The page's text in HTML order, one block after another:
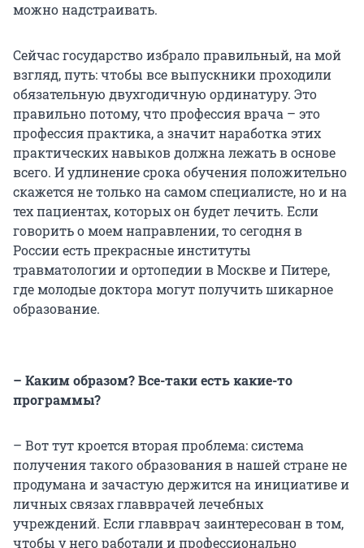
можно надстраивать.
Сейчас государство избрало правильный, на мой
взгляд, путь: чтобы все выпускники проходили
обязательную двухгодичную ординатуру. Это
правильно потому, что профессия врача – это
профессия практика, а значит наработка этих
практических навыков должна лежать в основе
всего. И удлинение срока обучения положительно
скажется не только на самом специалисте, но и на
тех пациентах, которых он будет лечить. Если
говорить о моем направлении, то сегодня в
России есть прекрасные институты
травматологии и ортопедии в Москве и Питере,
где молодые доктора могут получить шикарное
образование.
– Каким образом? Все-таки есть какие-то
программы?
– Вот тут кроется вторая проблема: система
получения такого образования в нашей стране не
продумана и зачастую держится на инициативе и
личных связах главврачей лечебных
учреждений. Если главврач заинтересован в том,
чтобы у него работали и профессионально